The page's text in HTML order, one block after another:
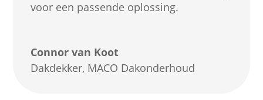
voor een passende oplossing.
Connor van Koot
Dakdekker, MACO Dakonderhoud